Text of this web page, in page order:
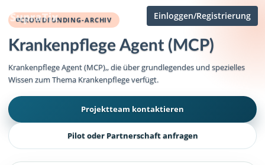
Einloggen/Registrierung
CROWDFUNDING-ARCHIV
Krankenpflege Agent (MCP)
Krankenpflege Agent (MCP),, die über grundlegendes und spezielles
Wissen zum Thema Krankenpflege verfügt.
Projektteam kontaktieren
Pilot oder Partnerschaft anfragen